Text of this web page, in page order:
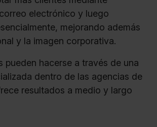
electrónico y luego
mejorando además
y la imagen corporativa.
pueden hacerse a través de una
dentro de las agencias de
resultados a medio y largo